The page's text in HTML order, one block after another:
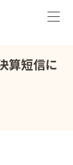
算短信に